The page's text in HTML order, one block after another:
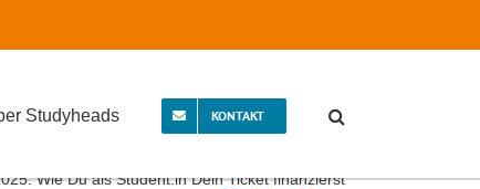
Studyheads KONTAKT
Wie Du als Student:in Dein Ticket finanzierst